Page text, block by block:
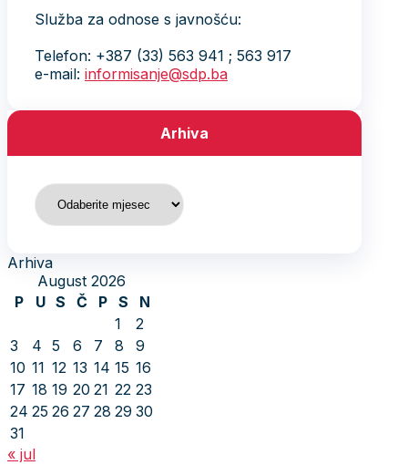
Služba za odnose s javnošću:
Telefon: +387 (33) 563 941 ; 563 917
e-mail: informisanje@sdp.ba
Arhiva
Arhiva
Arhiva
August 2026
P
U S Č P S
N
1
2
3
4 5 6 7 8
9
10 11 12 13 14 15 16
17 18 19 20 21 22 23
24 25 26 27 28 29 30
31
« jul